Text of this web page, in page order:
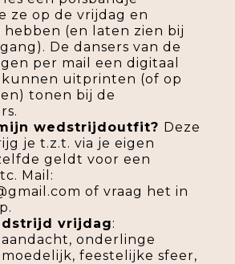
ze op de vrijdag en
hebben (en laten zien bij
De dansers van de
per mail een digitaal
uitprinten (of op
tonen bij de
wedstrijdoutfit? Deze
je t.z.t. via je eigen
geldt voor een
Mail:
of vraag het in
vrijdag:
onderlinge
feestelijke sfeer,